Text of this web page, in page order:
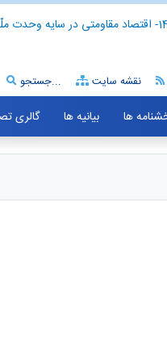
- اقتصاد مقاومتی در سایه وحدت
جستجو... نقشه سایت
ها بیانیه ها گالری